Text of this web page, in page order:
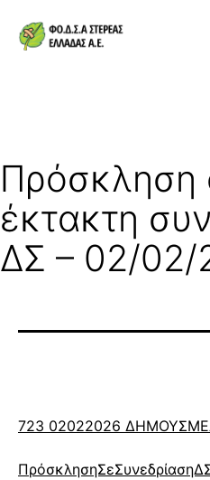
σε
Πρόσκληση
έκτακτη
ΔΣ – 02/02/
723 02022026